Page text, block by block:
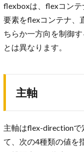
flexboxは、flexコン
要素をflexコンテナ、
ちらか一方向を制御
とは異なります。
主軸
主軸はflex-directionで
て、次の4種類の値を